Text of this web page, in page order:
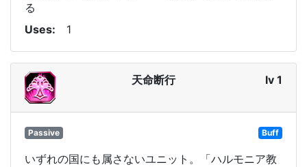
る
Uses
1
天命断行 lv 1
Passive Buff
いずれの国にも属さないユニット。「ハルモニア教